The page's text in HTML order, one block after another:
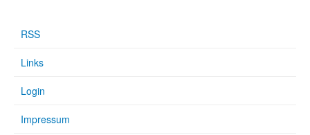
RSS
Links
Login
Impressum